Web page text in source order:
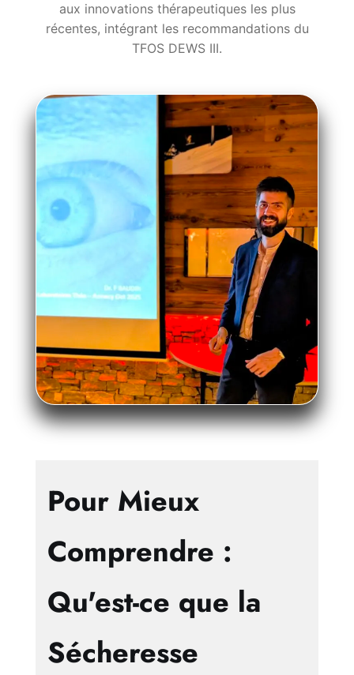
aux innovations thérapeutiques les plus
récentes, intégrant les recommandations du
TFOS DEWS III.
Pour Mieux
Comprendre :
Qu'est-ce que la
Sécheresse